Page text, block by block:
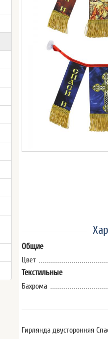
Общие
Цвет
Текстильные
Бахрома
Гирлянда двусторонняя